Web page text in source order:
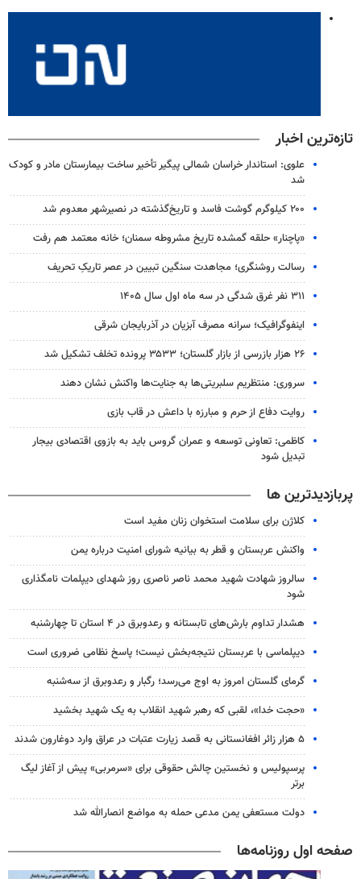
تازه‌ترین اخبار
علوی: استاندار خراسان شمالی پیگیر تأخیر ساخت بیمارستان مادر و کودک
شد
۲۰۰ کیلوگرم گوشت فاسد و تاریخ‌گذشته در نصیرشهر معدوم شد
«پاچنار» حلقه گمشده تاریخ مشروطه سمنان؛ خانه معتمد هم رفت
رسالت روشنگری؛ مجاهدت سنگین تبیین در عصر تاریکِ تحریف
۳۱۱ نفر غرق شدگی در سه ماه اول سال ۱۴۰۵
اینفوگرافیک؛ سرانه مصرف آبزیان در آذربایجان شرقی
۲۶ هزار بازرسی از بازار گلستان؛ ۳۵۳۳ پرونده تخلف تشکیل شد
سروری: منتظریم سلبریتی‌ها به جنایت‌ها واکنش نشان دهند
روایت دفاع از حرم و مبارزه با داعش در قاب بازی
کاظمی: تعاونی توسعه و عمران گروس باید به بازوی اقتصادی بیجار
تبدیل شود
پربازدیدترین ها
کلاژن برای سلامت استخوان زنان مفید است
واکنش عربستان و قطر به بیانیه شورای امنیت درباره یمن
سالروز شهادت شهید محمد ناصر ناصری روز شهدای دیپلمات نامگذاری
شود
هشدار تداوم بارش‌های تابستانه و رعدوبرق در ۴ استان تا چهارشنبه
دیپلماسی با عربستان نتیجه‌بخش نیست؛ پاسخ نظامی ضروری است
گرمای گلستان امروز به اوج می‌رسد؛ رگبار و رعدوبرق از سه‌شنبه
«حجت خدا»، لقبی که رهبر شهید انقلاب به یک شهید بخشید
۵ هزار زائر افغانستانی به قصد زیارت عتبات در عراق وارد دوغارون شدند
پرسپولیس و نخستین چالش حقوقی برای «سرمربی» پیش از آغاز لیگ
برتر
دولت مستعفی یمن مدعی حمله به مواضع انصارالله شد
صفحه اول روزنامه‌ها